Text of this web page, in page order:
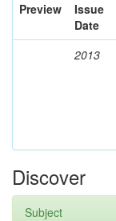
Preview
Issue
Date
2013
Discover
Subject